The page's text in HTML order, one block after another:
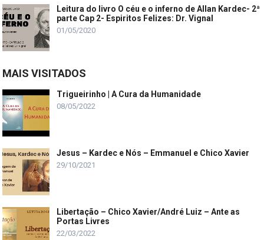
Leitura do livro O céu e o inferno de Allan Kardec- 2ª
parte Cap 2- Espiritos Felizes: Dr. Vignal
01/05/2020
MAIS VISITADOS
Trigueirinho | A Cura da Humanidade
08/05/2022
Jesus – Kardec e Nós – Emmanuel e Chico Xavier
29/10/2021
Libertação – Chico Xavier/André Luiz – Ante as
Portas Livres
22/03/2022